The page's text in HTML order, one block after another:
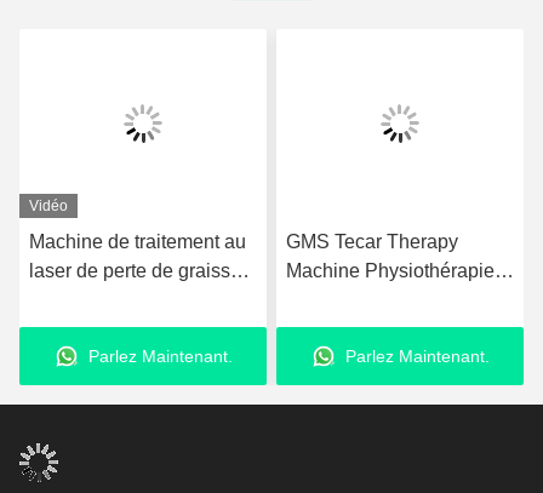
Vidéo
Machine de traitement au
laser de perte de graisse
liposuccion au laser
amélioréParlez Maintenant.
GMS Tecar Therapy
Machine Physiothérapie
régime
Parlez Maintenant.